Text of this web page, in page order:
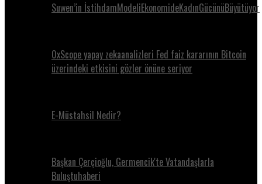
Suwen’in İstihdamModeliEkonomideKadınGücünüBüyütüyor
0xScope yapay zekaanalizleri Fed faiz kararının Bitcoin
üzerindeki etkisini gözler önüne seriyor
E-Müstahsil Nedir?
Başkan Çerçioğlu, Germencik'te Vatandaşlarla
Buluştuhaberi